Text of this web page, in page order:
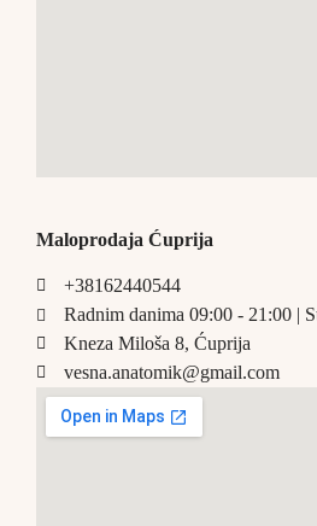
Maloprodaja Ćuprija
+38162440544
Radnim danima 09:00 - 21:00 |
Kneza Miloša 8, Ćuprija
vesna.anatomik@gmail.com​